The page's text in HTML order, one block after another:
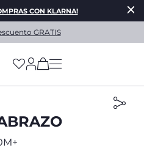
CON KLARNA!
GRATIS
(has more options